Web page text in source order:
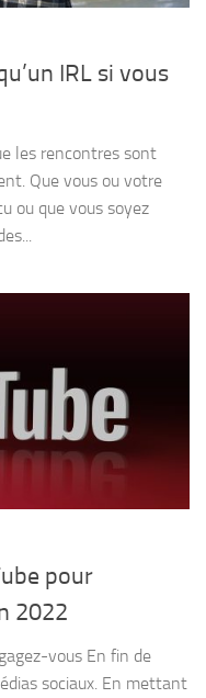
IRL si vous
les rencontres sont
Que vous ou votre
ou que vous soyez
pour
2022
vous En fin de
sociaux. En mettant